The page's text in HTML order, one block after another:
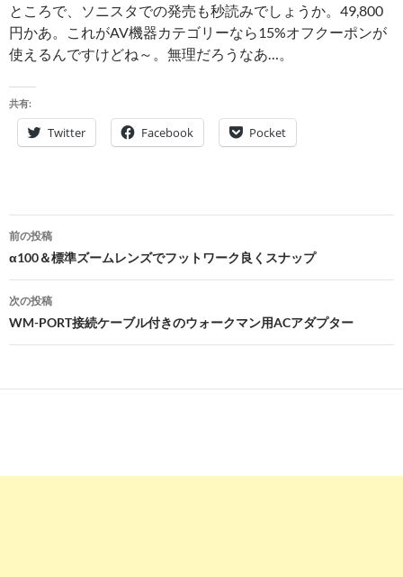
ところで、ソニスタでの発売も秒読みでしょうか。49,800
円かあ。これがAV機器カテゴリーなら15%オフクーポンが
使えるんですけどね～。無理だろうなあ…。
共有:
Twitter Facebook Pocket
投
稿
ナ
ビ
ゲ
ー
ン
前の投稿
α100＆標準ズームレンズでフットワーク良くスナップ
次の投稿
WM-PORT接続ケーブル付きのウォークマン用ACアダプター